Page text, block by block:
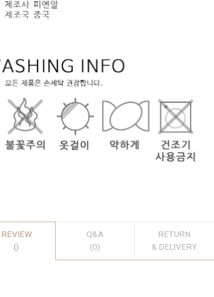
REVIEW
()
Q&A
(0)
RETURN
& DELIVERY